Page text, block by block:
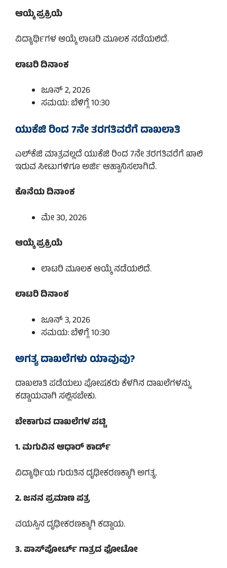
ಆಯ್ಕೆ ಪ್ರಕ್ರಿಯೆ
ವಿದ್ಯಾರ್ಥಿಗಳ ಆಯ್ಕೆ ಲಾಟರಿ ಮೂಲಕ ನಡೆಯಲಿದೆ.
ಲಾಟರಿ ದಿನಾಂಕ
ಜೂನ್ 2, 2026
ಸಮಯ: ಬೆಳಿಗ್ಗೆ 10:30
ಯುಕೆಜಿ ರಿಂದ 7ನೇ ತರಗತಿವರೆಗೆ ದಾಖಲಾತಿ
ಎಲ್‌ಕೆಜಿ ಮಾತ್ರವಲ್ಲದೆ ಯುಕೆಜಿ ರಿಂದ 7ನೇ ತರಗತಿವರೆಗೆ ಖಾಲಿ
ಇರುವ ಸೀಟುಗಳಿಗೂ ಅರ್ಜಿ ಆಹ್ವಾನಿಸಲಾಗಿದೆ.
ಕೊನೆಯ ದಿನಾಂಕ
ಮೇ 30, 2026
ಆಯ್ಕೆ ಪ್ರಕ್ರಿಯೆ
ಲಾಟರಿ ಮೂಲಕ ಆಯ್ಕೆ ನಡೆಯಲಿದೆ.
ಲಾಟರಿ ದಿನಾಂಕ
ಜೂನ್ 3, 2026
ಸಮಯ: ಬೆಳಿಗ್ಗೆ 10:30
ಅಗತ್ಯ ದಾಖಲೆಗಳು ಯಾವುವು?
ದಾಖಲಾತಿ ಪಡೆಯಲು ಪೋಷಕರು ಕೆಳಗಿನ ದಾಖಲೆಗಳನ್ನು
ಕಡ್ಡಾಯವಾಗಿ ಸಲ್ಲಿಸಬೇಕು.
ಬೇಕಾಗುವ ದಾಖಲೆಗಳ ಪಟ್ಟಿ
1. ಮಗುವಿನ ಆಧಾರ್ ಕಾರ್ಡ್
ವಿದ್ಯಾರ್ಥಿಯ ಗುರುತಿನ ದೃಢೀಕರಣಕ್ಕಾಗಿ ಅಗತ್ಯ.
2. ಜನನ ಪ್ರಮಾಣ ಪತ್ರ
ವಯಸ್ಸಿನ ದೃಢೀಕರಣಕ್ಕಾಗಿ ಕಡ್ಡಾಯ.
3. ಪಾಸ್‌ಪೋರ್ಟ್ ಗಾತ್ರದ ಫೋಟೋ